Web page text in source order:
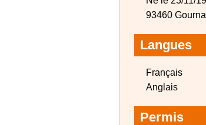
93460
Langues
Français
Anglais
Permis